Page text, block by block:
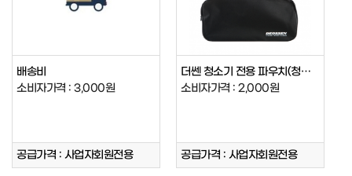
배송비
소비자가격 : 3,000원
공급가격 : 사업자회원전용
더쎈 청소기 전용 파우치(청소기가방)
소비자가격 : 2,000원
공급가격 : 사업자회원전용